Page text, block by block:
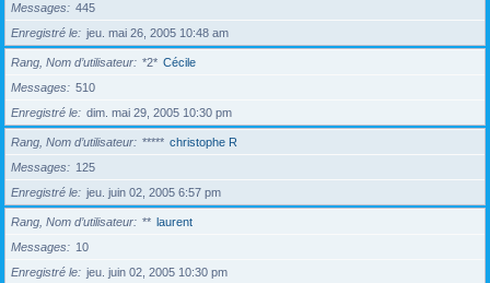
Messages
445
Enregistré le
jeu. mai 26, 2005 10:48 am
Rang, Nom d’utilisateur *2* Cécile
Messages
510
Enregistré le
dim. mai 29, 2005 10:30 pm
Rang, Nom d’utilisateur ***** christophe R
Messages
125
Enregistré le
jeu. juin 02, 2005 6:57 pm
Rang, Nom d’utilisateur ** laurent
Messages
10
Enregistré le
jeu. juin 02, 2005 10:30 pm